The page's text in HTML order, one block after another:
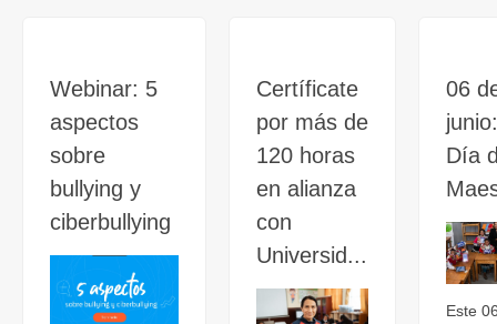
Webinar: 5
aspectos
sobre
bullying y
ciberbullying
Certíficate
por más de
120 horas
en alianza
con
Universid...
06
Día
Este